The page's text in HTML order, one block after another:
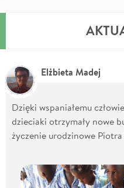
Elżbieta Madej
Dzięki wspaniałemu
dzieciaki otrzymały nowe
życzenie urodzinowe